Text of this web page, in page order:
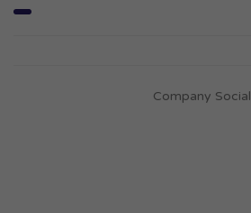
Company Social